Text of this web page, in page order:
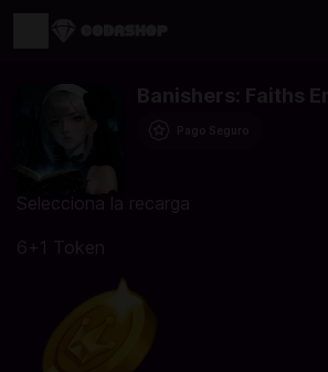
Banishers: Faiths
Selecciona la recarga
6+1 Token